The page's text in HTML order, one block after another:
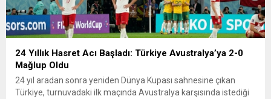
24 Yıllık Hasret Acı Başladı: Türkiye Avustralya’ya 2-0
Mağlup Oldu
24 yıl aradan sonra yeniden Dünya Kupası sahnesine çıkan
Türkiye, turnuvadaki ilk maçında Avustralya karşısında istediği